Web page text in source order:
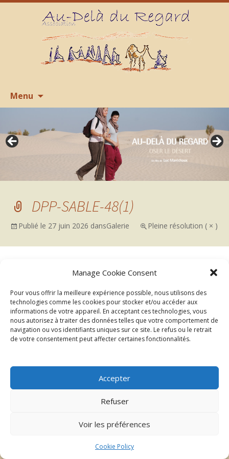
Manage Cookie Consent
Pour vous offrir la meilleure expérience possible, nous utilisons des
technologies comme les cookies pour stocker et/ou accéder aux
informations de votre appareil. En acceptant ces technologies, vous
nous autorisez à traiter des données telles que votre comportement de
navigation ou vos identifiants uniques sur ce site. Le refus ou le retrait
de votre consentement peut affecter certaines fonctionnalités.
Accepter
Refuser
Voir les préférences
Cookie Policy
Menu
contenu
DPP-SABLE-48(1)
Publié le 27 juin 2026 dansGalerie Pleine résolution ( × )
→
| ©2026 Au delà du regard